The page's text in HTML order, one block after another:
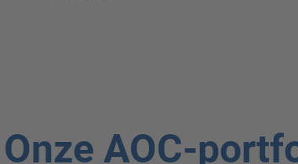
Onze AOC-